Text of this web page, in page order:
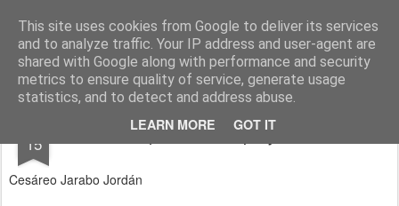
This site uses cookies from Google to deliver its services
and to analyze traffic. Your IP address and user-agent are
shared with Google along with performance and security
metrics to ensure quality of service, generate usage
statistics, and to detect and address abuse.
LEARN MORE GOT IT
Cesáreo Jarabo Investigacion historica, leyenda negra
15 Inquisición sin prejuicios
Cesáreo Jarabo Jordán